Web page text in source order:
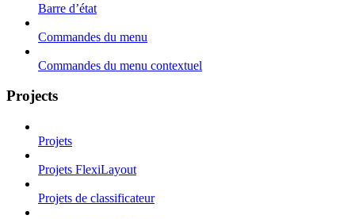
Barre d’état
Commandes du menu
Commandes du menu contextuel
Projects
Projets
Projets FlexiLayout
Projets de classificateur